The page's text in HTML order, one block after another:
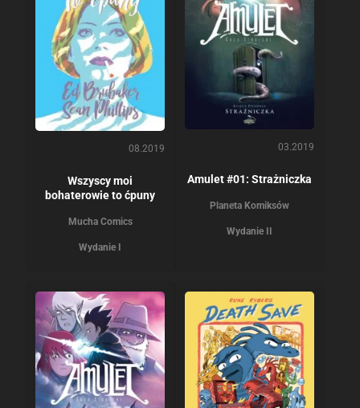
08.2019
Wszyscy moi
bohaterowie to ćpuny
Mucha Comics
Wydanie I
03.2019
Amulet #01: Strażniczka
Planeta Komiksów
Wydanie II